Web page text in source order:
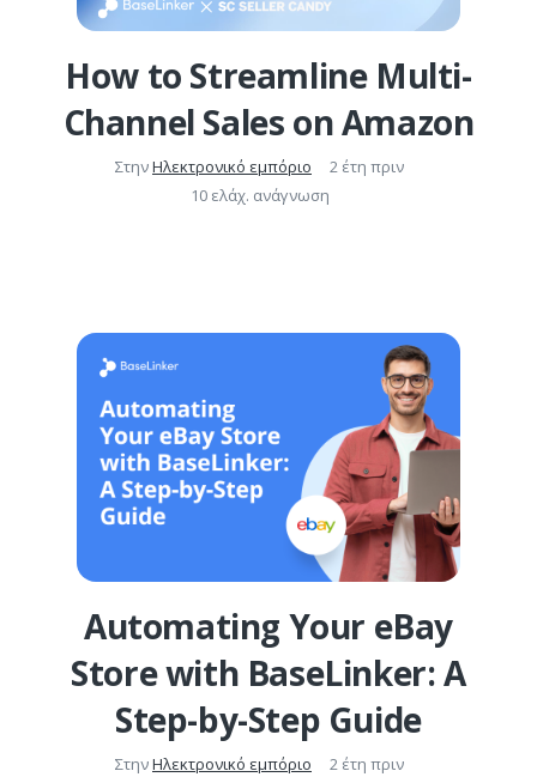
How to Streamline Multi-
Channel Sales on Amazon
ΣτηνΗλεκτρονικό εμπόριο
2 έτη πριν
10 ελάχ. ανάγνωση
Automating Your eBay
Store with BaseLinker: A
Step-by-Step Guide
ΣτηνΗλεκτρονικό εμπόριο
2 έτη πριν